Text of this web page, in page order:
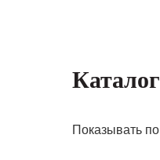
Каталог
Показывать по